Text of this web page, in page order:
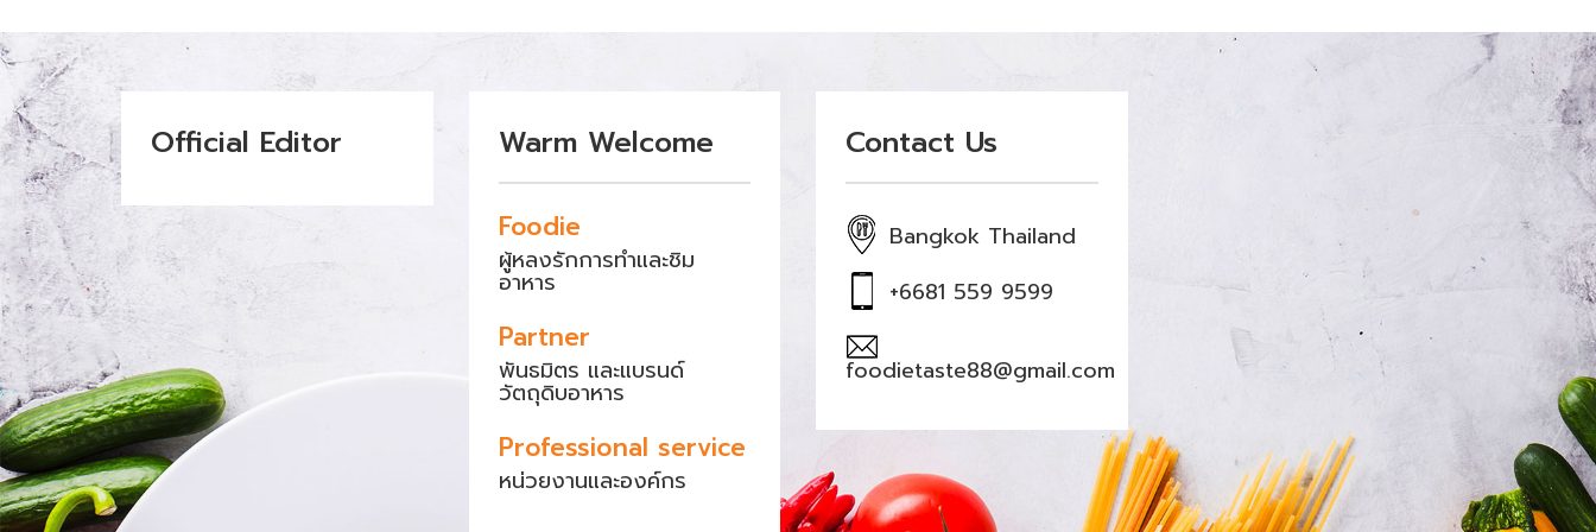
Official Editor Warm Welcome
Foodie
ผู้หลงรักการทำและชิม
อาหาร
Partner
พันธมิตร และแบรนด์
วัตถุดิบอาหาร
Professional service
หน่วยงานและองค์กร
Contact Us
Bangkok Thailand
+6681 559 9599
foodietaste88@gmail.com